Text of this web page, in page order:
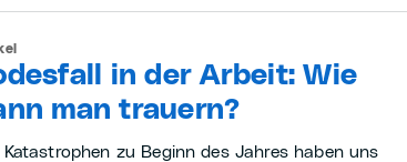
in der Arbeit: Wie
man trauern?
Katastrophen zu Beginn des Jahres haben uns